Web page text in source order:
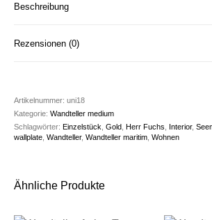
Beschreibung
Rezensionen (0)
Artikelnummer:uni18
Kategorie:Wandteller medium
Schlagwörter:Einzelstück ,Gold ,Herr Fuchs Interior,
wallplate ,Wandteller,Wandteller maritim ,Wohnen
Ähnliche Produkte